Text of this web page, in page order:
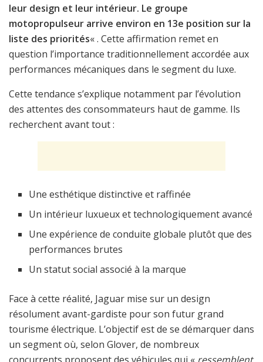
leur design et leur intérieur. Le groupe
motopropulseur arrive environ en 13e position sur la
liste des priorités« . Cette affirmation remet en
question l’importance traditionnellement accordée aux
performances mécaniques dans le segment du luxe.
Cette tendance s’explique notamment par l’évolution
des attentes des consommateurs haut de gamme. Ils
recherchent avant tout :
Une esthétique distinctive et raffinée
Un intérieur luxueux et technologiquement avancé
Une expérience de conduite globale plutôt que des
performances brutes
Un statut social associé à la marque
Face à cette réalité, Jaguar mise sur un design
résolument avant-gardiste pour son futur grand
tourisme électrique. L’objectif est de se démarquer dans
un segment où, selon Glover, de nombreux